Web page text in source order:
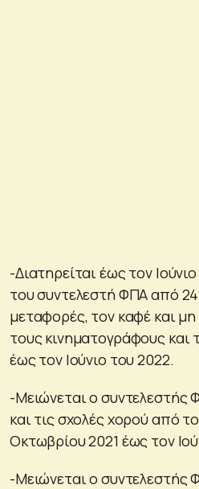
-Διατηρείται έως τον
του συντελεστή ΦΠΑ από
μεταφορές, τον καφέ και
τους κινηματογράφους και
έως τον Ιούνιο του 2022.
-Μειώνεται ο συντελεστής
και τις σχολές χορού από
Οκτωβρίου 2021 έως τον
-Μειώνεται ο